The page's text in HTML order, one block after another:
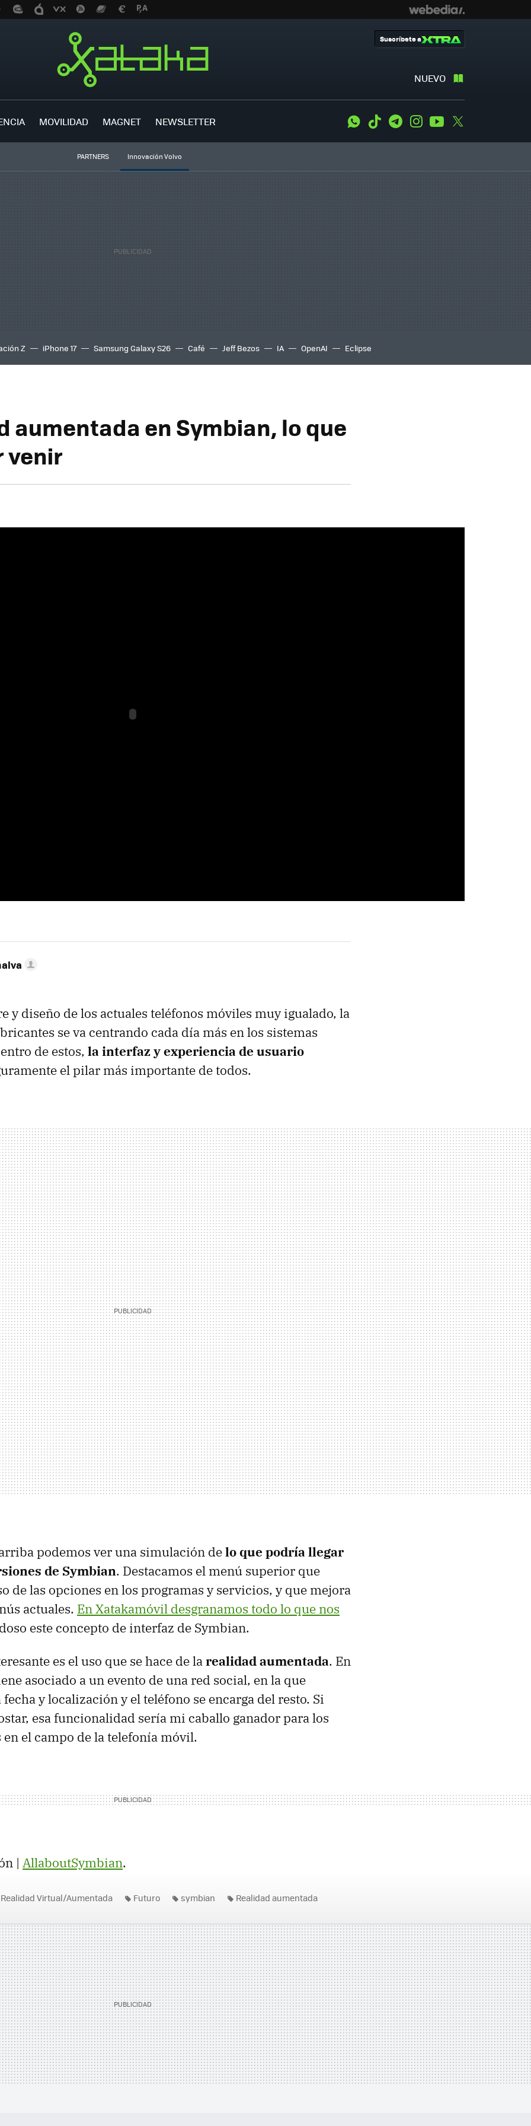
NUEVO
Suscríbete a
MOVILIDAD MAGNET NEWSLETTER WhatsApp
Tiktok TelegramInstagramYoutube
PARTNERS Innovación Volvo
Z iPhone 17 Samsung Galaxy S26 Café Jeff Bezos IA OpenAI Eclipse
aumentada en Symbian, lo que
venir
y diseño de los actuales teléfonos móviles muy igualado, la
se va centrando cada día más en los sistemas
de estos, la interfaz y experiencia de usuario
el pilar más importante de todos.
podemos ver una simulación delo que podría llegar
de Symbian. Destacamos el menú superior que
de las opciones en los programas y servicios, y que mejora
actuales. En Xatakamóvil desgranamos todo lo que nos
este concepto de interfaz de Symbian.
es el uso que se hace de larealidad aumentada. En
asociado a un evento de una red social, en la que
y localización y el teléfono se encarga del resto. Si
esa funcionalidad sería mi caballo ganador para los
el campo de la telefonía móvil.
| AllaboutSymbian.
Realidad Virtual/Aumentada Futuro symbian Realidad aumentada